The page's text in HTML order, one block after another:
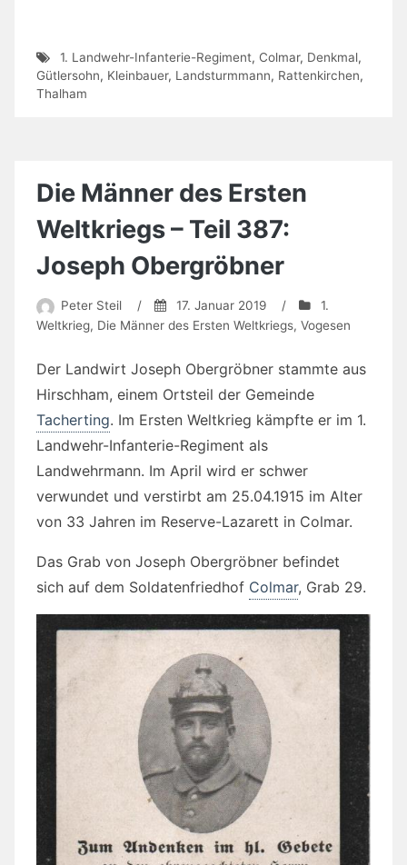
1. Landwehr-Infanterie-Regiment, Colmar, Denkmal,
Gütlersohn, Kleinbauer, Landsturmmann, Rattenkirchen,
Thalham
Die Männer des Ersten
Weltkriegs – Teil 387:
Joseph Obergröbner
Peter Steil / 17. Januar 2019 /
1.
Weltkrieg, Die Männer des Ersten Weltkriegs, Vogesen
Der Landwirt Joseph Obergröbner stammte aus
Hirschham, einem Ortsteil der Gemeinde
Tacherting. Im Ersten Weltkrieg kämpfte er im 1.
Landwehr-Infanterie-Regiment als
Landwehrmann. Im April wird er schwer
verwundet und verstirbt am 25.04.1915 im Alter
von 33 Jahren im Reserve-Lazarett in Colmar.
Das Grab von Joseph Obergröbner befindet
sich auf dem Soldatenfriedhof Colmar, Grab 29.